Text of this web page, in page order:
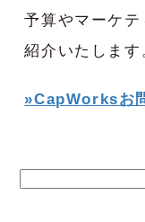
予算やマーケ
紹介いたします
»CapWorksお